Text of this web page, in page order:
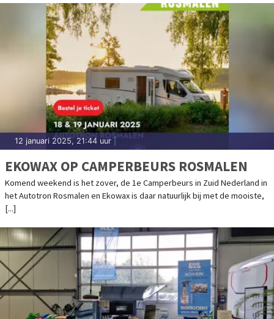
12 januari 2025, 21:44 uur
EKOWAX OP CAMPERBEURS ROSMALEN
Komend weekend is het zover, de 1e Camperbeurs in Zuid Nederland in
het Autotron Rosmalen en Ekowax is daar natuurlijk bij met de mooiste,
[...]